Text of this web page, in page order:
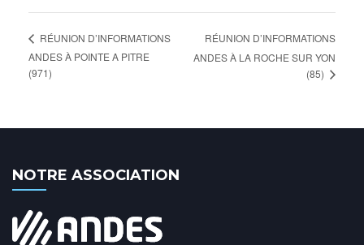
RÉUNION D’INFORMATIONS
ANDES À POINTE A PITRE
(971)
RÉUNION D’INFORMATIONS
ANDES À LA ROCHE SUR YON
(85)
NOTRE ASSOCIATION